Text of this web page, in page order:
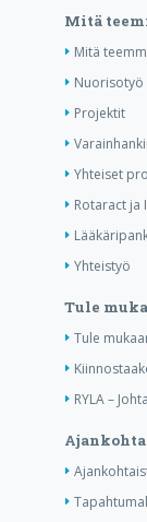
Mitä
Mitä
Nuorisotyö
Projektit
Yhteiset
Rotaract ja
Yhteistyö
Tule
Tule
RYLA –